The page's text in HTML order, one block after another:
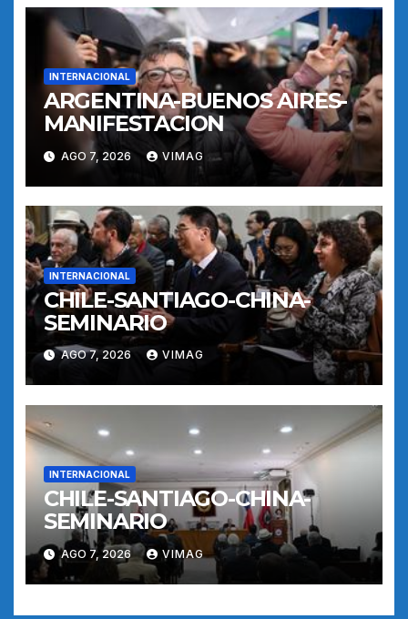
INTERNACIONAL
ARGENTINA-BUENOS AIRES-
MANIFESTACION
AGO 7, 2026 VIMAG
INTERNACIONAL
CHILE-SANTIAGO-CHINA-
SEMINARIO
AGO 7, 2026 VIMAG
INTERNACIONAL
CHILE-SANTIAGO-CHINA-
SEMINARIO
AGO 7, 2026 VIMAG